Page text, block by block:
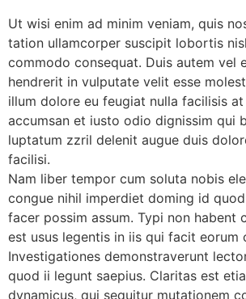
Ut wisi enim ad minim veniam, quis
tation ullamcorper suscipit lobortis
commodo consequat. Duis autem vel
hendrerit in vulputate velit esse
illum dolore eu feugiat nulla facilisis
accumsan et iusto odio dignissim qui
luptatum zzril delenit augue duis
facilisi.
Nam liber tempor cum soluta nobis
congue nihil imperdiet doming id
facer possim assum. Typi non habent
est usus legentis in iis qui facit eorum
Investigationes demonstraverunt
quod ii legunt saepius. Claritas est
dynamicus, qui sequitur mutationem